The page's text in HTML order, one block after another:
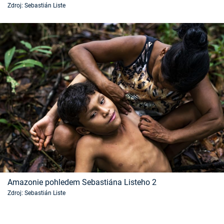
Časopis
Sledujte prima+
Přihlášení
Sledujte nás
Zdroj: Sebastián Liste
Amazonie pohledem Sebastiána Listeho 2
Zdroj: Sebastián Liste